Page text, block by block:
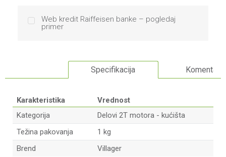
Web kredit Raiffeisen banke – pogledaj
primer
Specifikacija Komentari
Karakteristika
Vrednost
Kategorija
Delovi 2T motora - kućišta
Težina pakovanja
1 kg
Brend
Villager